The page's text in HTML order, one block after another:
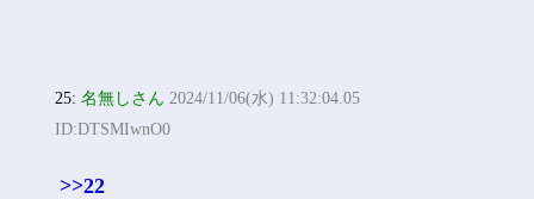
25:名無しさん 2024/11/06(水) 11:32:04.05
ID:DTSMIwnO0
>>22